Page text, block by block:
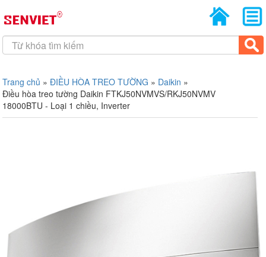
Trang chủ » ĐIỀU HÒA TREO TƯỜNG » Daikin »
Điều hòa treo tường Daikin FTKJ50NVMVS/RKJ50NVMV
18000BTU - Loại 1 chiều, Inverter